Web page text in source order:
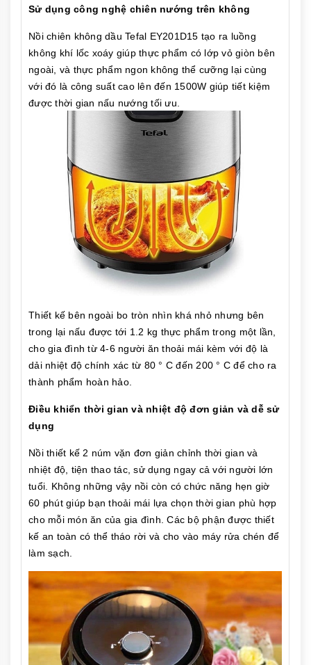
Sử dụng công nghệ chiên nướng trên không
Nồi chiên không dầu Tefal EY201D15 tạo ra luồng
không khí lốc xoáy giúp thực phẩm có lớp vỏ giòn bên
ngoài, và thực phẩm ngon không thể cưỡng lại cùng
với đó là công suất cao lên đến 1500W giúp tiết kiệm
được thời gian nấu nướng tối ưu.
Thiết kế bên ngoài bo tròn nhìn khá nhỏ nhưng bên
trong lại nấu được tới 1.2 kg thực phẩm trong một lần,
cho gia đình từ 4-6 người ăn thoải mái kèm với độ là
dải nhiệt độ chính xác từ 80 ° C đến 200 ° C để cho ra
thành phẩm hoàn hảo.
Điều khiển thời gian và nhiệt độ đơn giản và dễ sử
dụng
Nồi thiết kế 2 núm vặn đơn giản chỉnh thời gian và
nhiệt độ, tiện thao tác, sử dụng ngay cả với người lớn
tuổi. Không những vậy nồi còn có chức năng hẹn giờ
60 phút giúp bạn thoải mái lựa chọn thời gian phù hợp
cho mỗi món ăn của gia đình. Các bộ phận được thiết
kế an toàn có thể tháo rời và cho vào máy rửa chén để
làm sạch.